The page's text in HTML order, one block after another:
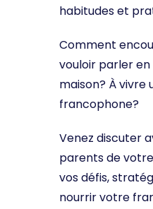
habitudes et
Comment
vouloir parler
maison? À vivre
francophone?
Venez discuter
parents de
vos défis,
nourrir votre